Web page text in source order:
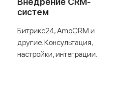
систем
Битрикс24, AmoCRM и
другие. Консультация,
настройки, интеграции.